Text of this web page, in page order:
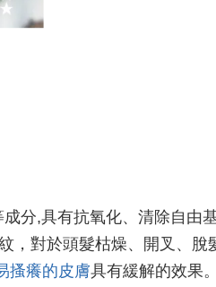
分,具有抗氧化、清除自由
，對於頭髮枯燥、開叉、脫
搔癢的皮膚具有緩解的效果